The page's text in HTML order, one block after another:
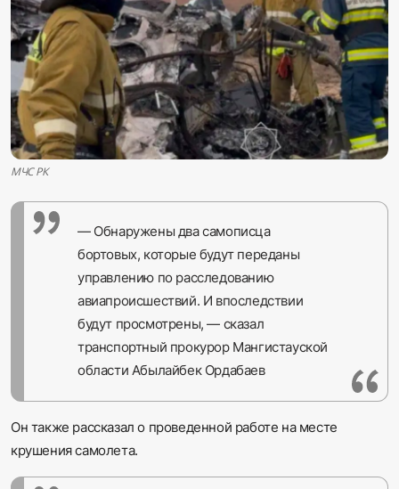
Sadaq TV
Общество
Спорт
Мир
Русский
МЧС РК
— Обнаружены два самописца
бортовых, которые будут переданы
управлению по расследованию
авиапроисшествий. И впоследствии
будут просмотрены, — сказал
транспортный прокурор Мангистауской
области Абылайбек Ордабаев
Он также рассказал о проведенной работе на месте
крушения самолета.